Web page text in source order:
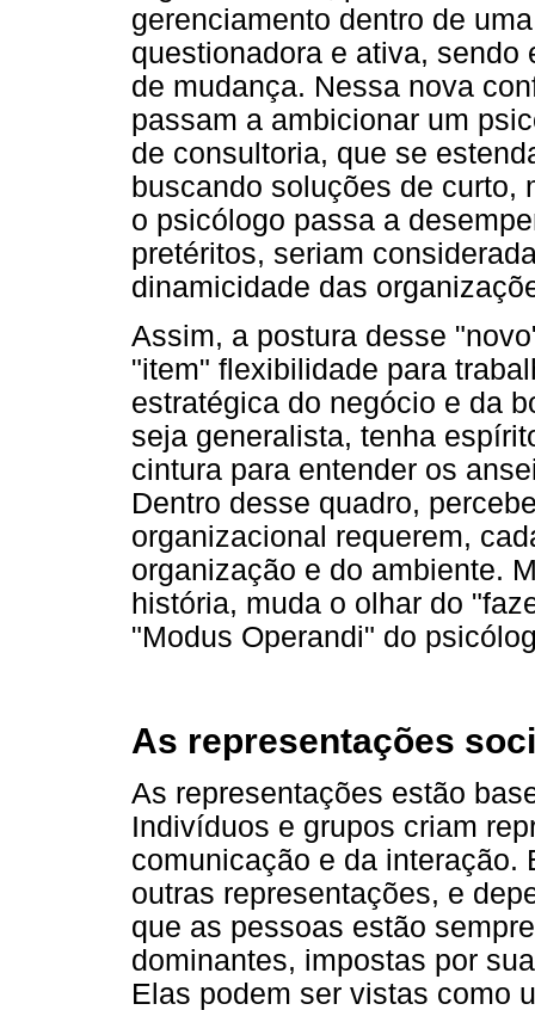
gerenciamento dentro de
questionadora e ativa, sendo
de mudança. Nessa nova
passam a ambicionar um
de consultoria, que se
buscando soluções de curto,
o psicólogo passa a
pretéritos, seriam
dinamicidade das
Assim, a postura desse
"item" flexibilidade para
estratégica do negócio e da
seja generalista, tenha
cintura para entender os
Dentro desse quadro,
organizacional requerem,
organização e do ambiente.
história, muda o olhar do
"Modus Operandi" do
As representações
As representações estão
Indivíduos e grupos criam
comunicação e da interação.
outras representações, e
que as pessoas estão
dominantes, impostas por
Elas podem ser vistas como